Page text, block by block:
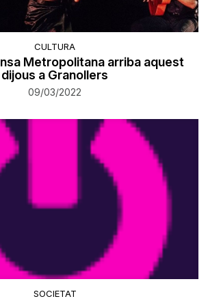
CULTURA
Metropolitana arriba aquest
dijous a Granollers
09/03/2022
SOCIETAT